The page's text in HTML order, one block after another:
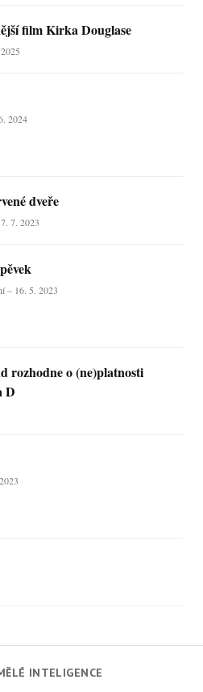
film Kirka Douglase
2024
dveře
7. 2023
– 16. 5. 2023
rozhodne o (ne)platnosti
D
INTELIGENCE